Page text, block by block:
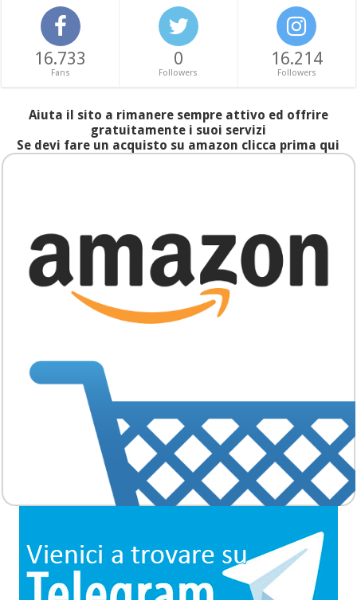
16.733
Fans
0
Followers
16.214
Followers
Aiuta il sito a rimanere sempre attivo ed offrire
gratuitamente i suoi servizi
Se devi fare un acquisto su amazon clicca prima qui